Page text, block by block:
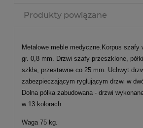
Produkty powiązane
Metalowe meble medyczne.Korpus szafy
gr. 0,8 mm. Drzwi szafy przeszklone,
szkła, przestawne co 25 mm. Uchwyt
zabezpieczającym ryglującym drzwi w
Dolna półka zabudowana - drzwi
w 13 kolorach.
Waga 75 kg.